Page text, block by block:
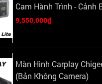
Cam Hành Trình - Cảnh
9,550,000₫
Màn Hình Carplay
(Bản Không Camera)